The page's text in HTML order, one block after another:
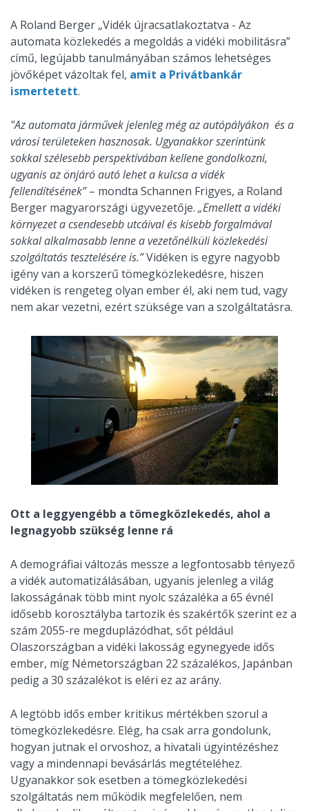
A Roland Berger „Vidék újracsatlakoztatva - Az
automata közlekedés a megoldás a vidéki mobilitásra”
című, legújabb tanulmányában számos lehetséges
jövőképet vázoltak fel, amit a Privátbankár
ismertetett.
"Az automata járművek jelenleg még az autópályákon és a
városi területeken hasznosak. Ugyanakkor szerintünk
sokkal szélesebb perspektívában kellene gondolkozni,
ugyanis az önjáró autó lehet a kulcsa a vidék
fellendítésének”– mondta Schannen Frigyes, a Roland
Berger magyarországi ügyvezetője. „Emellett a vidéki
környezet a csendesebb utcáival és kisebb forgalmával
sokkal alkalmasabb lenne a vezetőnélküli közlekedési
szolgáltatás tesztelésére is.”Vidéken is egyre nagyobb
igény van a korszerű tömegközlekedésre, hiszen
vidéken is rengeteg olyan ember él, aki nem tud, vagy
nem akar vezetni, ezért szüksége van a szolgáltatásra.
Ott a leggyengébb a tömegközlekedés, ahol a
legnagyobb szükség lenne rá
A demográfiai változás messze a legfontosabb tényező
a vidék automatizálásában, ugyanis jelenleg a világ
lakosságának több mint nyolc százaléka a 65 évnél
idősebb korosztályba tartozik és szakértők szerint ez a
szám 2055-re megduplázódhat, sőt például
Olaszországban a vidéki lakosság egynegyede idős
ember, míg Németországban 22 százalékos, Japánban
pedig a 30 százalékot is eléri ez az arány.
A legtöbb idős ember kritikus mértékben szorul a
tömegközlekedésre. Elég, ha csak arra gondolunk,
hogyan jutnak el orvoshoz, a hivatali ügyintézéshez
vagy a mindennapi bevásárlás megtételéhez.
Ugyanakkor sok esetben a tömegközlekedési
szolgáltatás nem működik megfelelően, nem